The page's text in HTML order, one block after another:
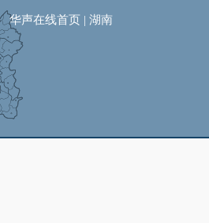
华声在线首页 | 湖南